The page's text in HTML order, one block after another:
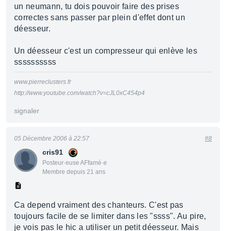
un neumann, tu dois pouvoir faire des prises
correctes sans passer par plein d'effet dont un
déesseur.
Un déesseur c'est un compresseur qui enlève les
ssssssssss
www.pierreclusters.fr
http://www.youtube.com/watch?v=cJL0xC454p4
signaler
cris91
Posteur·euse AFfamé·e
Membre depuis 21 ans
05 Décembre 2006 à 22:57 #8
Ca depend vraiment des chanteurs. C'est pas
toujours facile de se limiter dans les "ssss". Au pire,
je vois pas le hic a utiliser un petit déesseur. Mais